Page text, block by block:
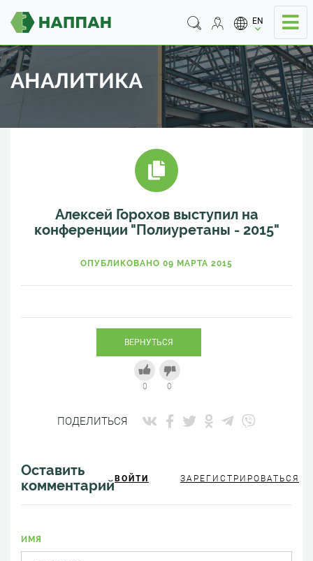
EN
АНАЛИТИКА
Алексей Горохов выступил на
конференции "Полиуретаны - 2015"
ОПУБЛИКОВАНО 09 МАРТА 2015
ВЕРНУТЬСЯ
0 0
ПОДЕЛИТЬСЯ
Оставить
комментарийВОЙТИ ЗАРЕГИСТРИРОВАТЬСЯ
ИМЯ